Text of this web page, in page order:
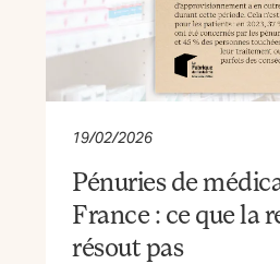
19/02/2026
Pénuries de
France : ce que la
résout pas